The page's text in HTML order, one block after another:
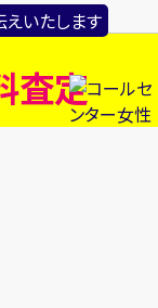
いたします
査定